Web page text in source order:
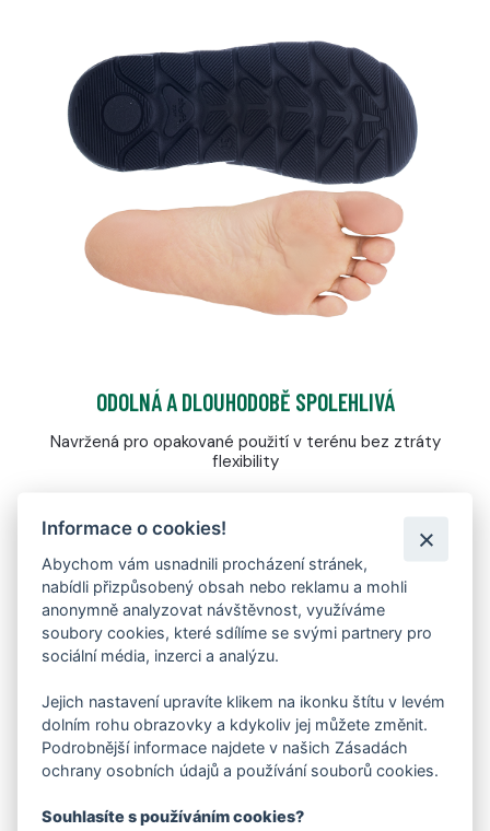
ODOLNÁ A DLOUHODOBĚ SPOLEHLIVÁ
Navržená pro opakované použití v terénu bez ztráty
flexibility
MEMBRÁNA FARE-TEX
NEPROMOKAVÁ
MEMBRÁNA FARE-TEX
Informace o cookies!
Abychom vám usnadnili procházení stránek,
nabídli přizpůsobený obsah nebo reklamu a mohli
anonymně analyzovat návštěvnost, využíváme
soubory cookies, které sdílíme se svými partnery pro
sociální média, inzerci a analýzu.
Jejich nastavení upravíte klikem na ikonku štítu v levém
dolním rohu obrazovky a kdykoliv jej můžete změnit.
Podrobnější informace najdete v našich Zásadách
ochrany osobních údajů a používání souborů cookies.
Souhlasíte s používáním cookies?